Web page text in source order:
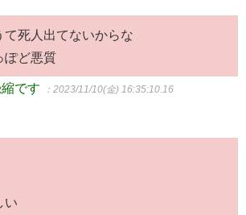
て死人出てないからな
ぽど悪質
です ：2023/11/10(金) 16:35:10.16
い